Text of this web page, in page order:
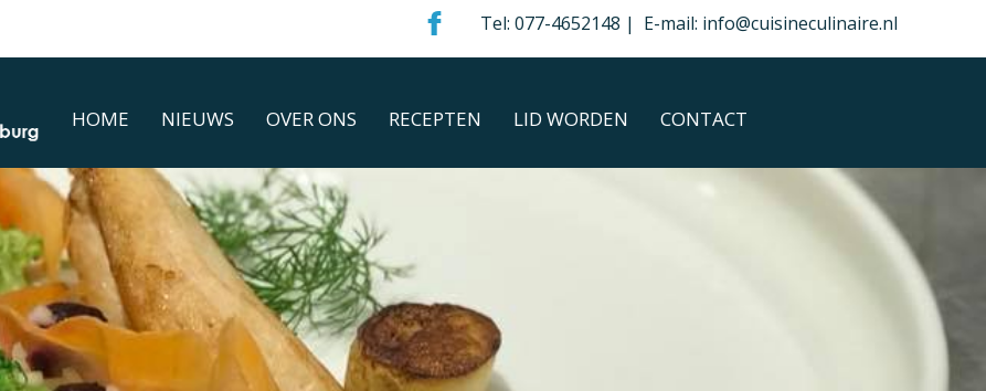
Tel: 077-4652148 | E-mail: info@cuisineculinaire.nl
HOME NIEUWS OVER ONS RECEPTEN LID WORDEN CONTACT